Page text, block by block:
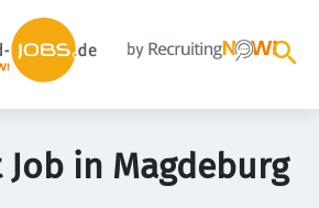
in Magdeburg